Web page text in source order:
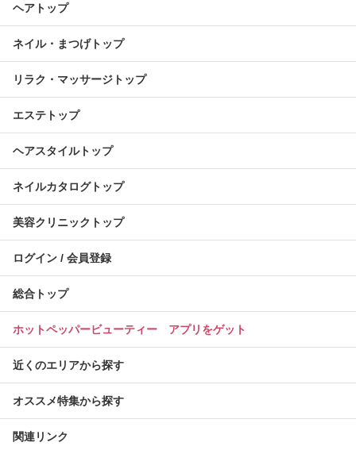
ヘアトップ
ネイル・まつげトップ
リラク・マッサージトップ
エステトップ
ヘアスタイルトップ
ネイルカタログトップ
美容クリニックトップ
ログイン / 会員登録
総合トップ
ホットペッパービューティー アプリをゲット
近くのエリアから探す
オススメ特集から探す
関連リンク